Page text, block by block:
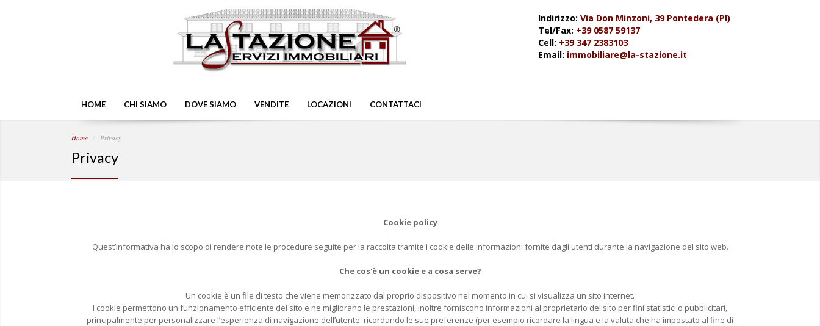
Indirizzo: Via Don Minzoni, 39 Pontedera (PI)
Tel/Fax: +39 0587 59137
Cell: +39 347 2383103
Email: immobiliare@la-stazione.it
HOME CHI SIAMO DOVE SIAMO VENDITE LOCAZIONI CONTATTACI
Home Privacy
Privacy
Cookie policy
Quest’informativa ha lo scopo di rendere note le procedure seguite per la raccolta tramite i cookie delle informazioni fornite dagli utenti durante la navigazione del sito web.
Che cos'è un cookie e a cosa serve?
Un cookie è un file di testo che viene memorizzato dal proprio dispositivo nel momento in cui si visualizza un sito internet.
I cookie permettono un funzionamento efficiente del sito e ne migliorano le prestazioni, inoltre forniscono informazioni al proprietario del sito per fini statistici o pubblicitari,
principalmente per personalizzare l’esperienza di navigazione dell’utente ricordando le sue preferenze (per esempio ricordare la lingua e la valuta che ha impostato al fine di